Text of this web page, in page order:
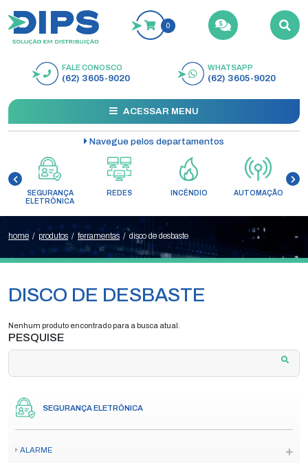
0
BUSCAR
FALE CONOSCO
(62) 3605-9020
WHATSAPP
(62) 3605-9020
ACESSAR MENU
Navegue pelos departamentos
SEGURANÇA
ELETRÔNICA
REDES INCÊNDIO AUTOMAÇÃO
home / produtos / ferramentas / disco de desbaste
PESQUISE
SEGURANÇA ELETRÔNICA
ALARME
DISCO DE DESBASTE
Nenhum produto encontrado para a busca atual.